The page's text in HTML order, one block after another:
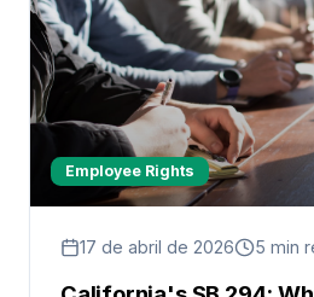
Employee Rights
17 de abril de 2026 5 min